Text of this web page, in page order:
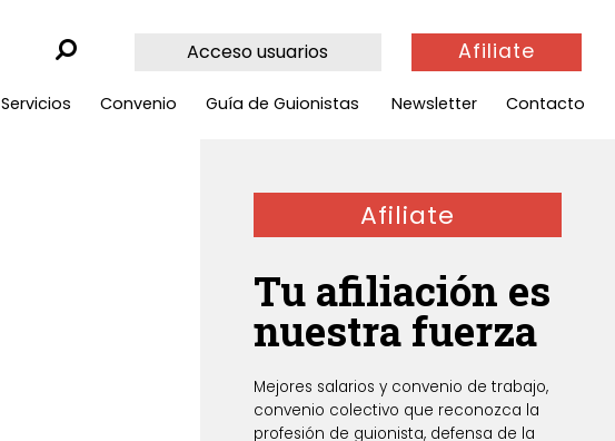
Acceso usuarios Afiliate
Servicios Convenio Guía de Guionistas Newsletter Contacto
Afiliate
Tu afiliación es
nuestra fuerza
Mejores salarios y convenio de trabajo,
convenio colectivo que reconozca la
profesión de guionista, defensa de la